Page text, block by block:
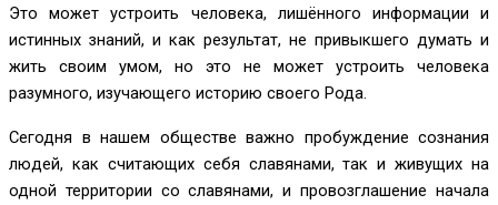
Это может устроить человека, лишённого информации и
истинных знаний, и как результат, не привыкшего думать и
жить своим умом, но это не может устроить человека
разумного, изучающего историю своего Рода.
Сегодня в нашем обществе важно пробуждение сознания
людей, как считающих себя славянами, так и живущих на
одной территории со славянами, и провозглашение начала